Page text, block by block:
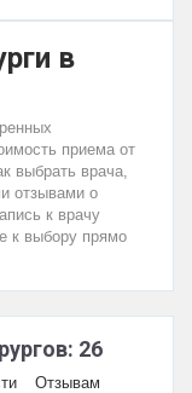
в
приема от
выбрать врача,
отзывами о
к врачу
к выбору прямо
26
Отзывам